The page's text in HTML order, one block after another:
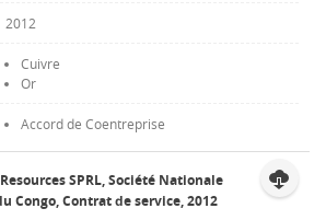
2012
Cuivre
Or
Accord de Coentreprise
SPRL, Société Nationale
Congo, Contrat de service, 2012